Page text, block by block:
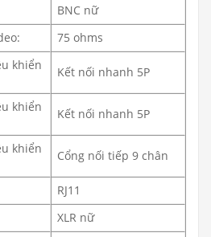
BNC nữ
75 ohms
khiển
Kết nối nhanh 5P
khiển
Kết nối nhanh 5P
khiển
Cổng nối tiếp 9 chân
RJ11
XLR nữ